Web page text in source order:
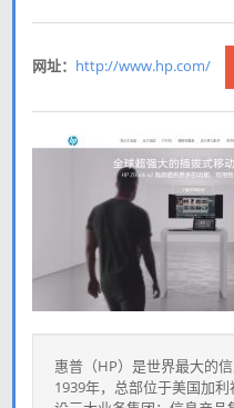
网址： http://www.hp.com/
惠普（HP）是世界最大的
1939年，总部位于美国加